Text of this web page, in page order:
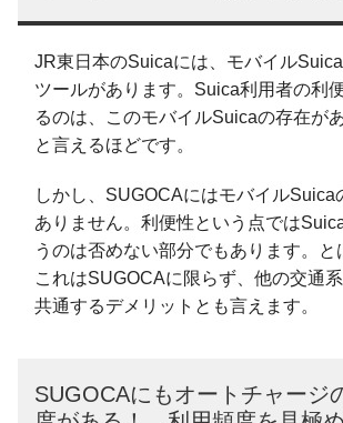
JR東日本のSuicaには、モバイル
ツールがあります。Suica利用者の利
るのは、このモバイルSuicaの存在が
と言えるほどです。
しかし、SUGOCAにはモバイルSuica
ありません。利便性という点では
うのは否めない部分でもあります。と
これはSUGOCAに限らず、他の交通
共通するデメリットとも言えます。
SUGOCAにもオートチャージ